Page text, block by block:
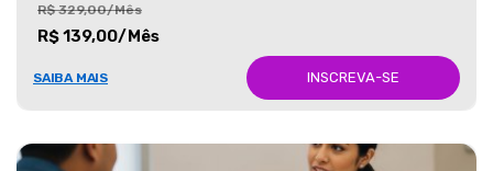
R$ 329,00/Mês
R$ 139,00/Mês
SAIBA MAIS INSCREVA-SE